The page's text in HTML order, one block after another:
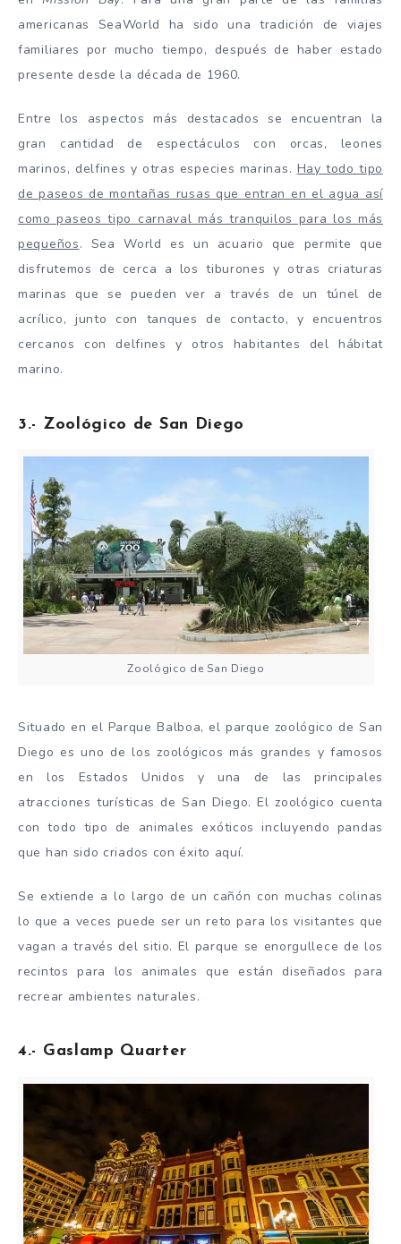
americanas SeaWorld ha sido una tradición de viajes
familiares por mucho tiempo, después de haber estado
presente desde la década de 1960.
Entre los aspectos más destacados se encuentran la
gran cantidad de espectáculos con orcas, leones
marinos, delfines y otras especies marinas. Hay todo tipo
de paseos de montañas rusas que entran en el agua así
como paseos tipo carnaval más tranquilos para los más
pequeños. Sea World es un acuario que permite que
disfrutemos de cerca a los tiburones y otras criaturas
marinas que se pueden ver a través de un túnel de
acrílico, junto con tanques de contacto, y encuentros
cercanos con delfines y otros habitantes del hábitat
marino.
3.- Zoológico de San Diego
Zoológico de San Diego
Situado en el Parque Balboa, el parque zoológico de San
Diego es uno de los zoológicos más grandes y famosos
en los Estados Unidos y una de las principales
atracciones turísticas de San Diego. El zoológico cuenta
con todo tipo de animales exóticos incluyendo pandas
que han sido criados con éxito aquí.
Se extiende a lo largo de un cañón con muchas colinas
lo que a veces puede ser un reto para los visitantes que
vagan a través del sitio. El parque se enorgullece de los
recintos para los animales que están diseñados para
recrear ambientes naturales.
4.- Gaslamp Quarter